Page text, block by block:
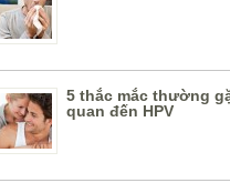
5 thắc mắc thường
quan đến HPV